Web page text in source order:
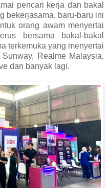
pencari kerja dan bakal
bekerjasama, baru-baru ini
orang awam menyertai
bersama bakal-bakal
terkemuka yang menyertai
Realme Malaysia,
dan banyak lagi.